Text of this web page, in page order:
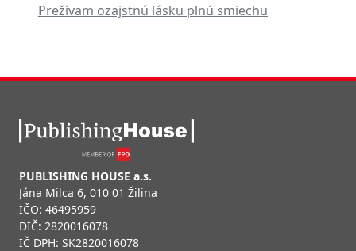
Prežívam ozajstnú lásku plnú smiechu
PUBLISHING HOUSE a.s.
Jána Milca 6, 010 01 Žilina
IČO: 46495959
DIČ: 2820016078
IČ DPH: SK2820016078